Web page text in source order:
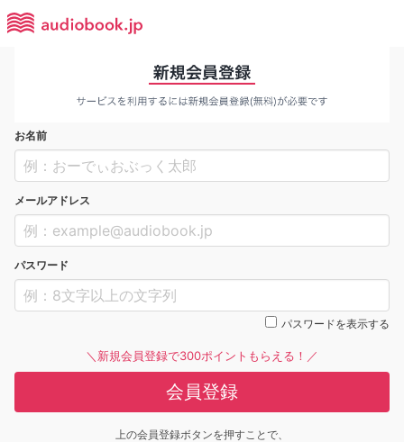
お名前
メールアドレス
パスワード
パスワードを表示する
＼新規会員登録で300ポイントもらえる！／
会員登録
上の会員登録ボタンを押すことで、